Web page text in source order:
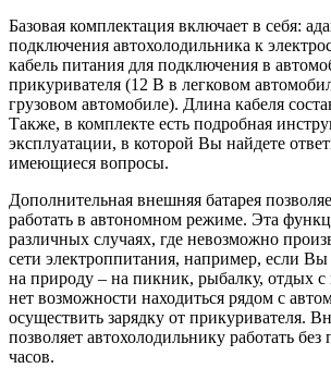
Базовая комплектация включает в себя:
подключения автохолодильника к
кабель питания для подключения в
прикуривателя (12 В в легковом
грузовом автомобиле). Длина кабеля
Также, в комплекте есть подробная
эксплуатации, в которой Вы найдете
имеющиеся вопросы.
Дополнительная внешняя батарея
работать в автономном режиме. Эта
различных случаях, где невозможно
сети электроппитания, например, если
на природу – на пикник, рыбалку, отдых с
нет возможности находиться рядом с
осуществить зарядку от прикуривателя.
позволяет автохолодильнику работать без
часов.